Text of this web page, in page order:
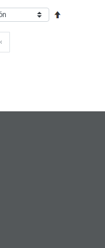
‹